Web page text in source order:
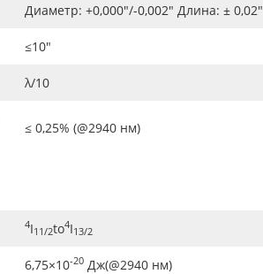
Диаметр: +0,000"/-0,002" Длина: ± 0,02"
≤10"
λ/10
≤ 0,25% (@2940 нм)
4I11/2to4I13/2
6,75×10-20 Дж(@2940 нм)